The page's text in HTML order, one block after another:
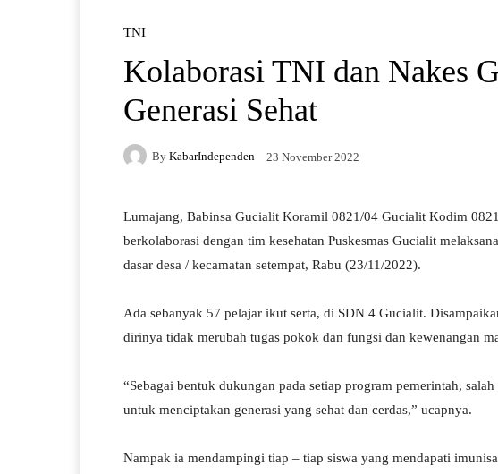
TNI
Kolaborasi TNI dan Nakes
Generasi Sehat
By KabarIndependen 23 November 2022
Lumajang, Babinsa Gucialit Koramil 0821/04 Gucialit Kodim
berkolaborasi dengan tim kesehatan Puskesmas Gucialit
dasar desa / kecamatan setempat, Rabu (23/11/2022).
Ada sebanyak 57 pelajar ikut serta, di SDN 4 Gucialit.
dirinya tidak merubah tugas pokok dan fungsi dan kewenangan
“Sebagai bentuk dukungan pada setiap program pemerintah,
untuk menciptakan generasi yang sehat dan cerdas,” ucapnya.
Nampak ia mendampingi tiap – tiap siswa yang mendapati